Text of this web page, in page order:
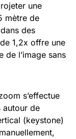
une
mètre de
des
1,2x offre une
de l’image sans
s’effectue
autour de
(keystone)